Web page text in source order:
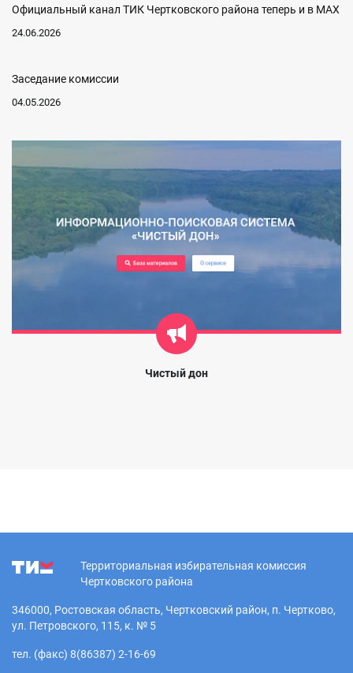
Официальный канал ТИК Чертковского района теперь и в MAX
24.06.2026
Заседание комиссии
04.05.2026
Чистый дон
Территориальная избирательная комиссия
Чертковского района
346000, Ростовская область, Чертковский район, п. Чертково,
ул. Петровского, 115, к. № 5
тел. (факс) 8(86387) 2-16-69